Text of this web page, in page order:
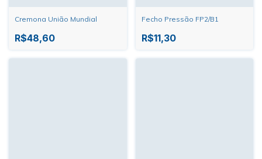
Cremona União Mundial
R$48,60
Fecho Pressão FP2/B1
R$11,30